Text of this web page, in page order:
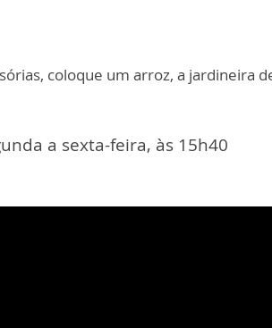
coloque um arroz, a jardineira
a sexta-feira, às 15h40